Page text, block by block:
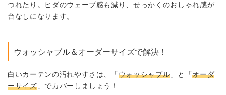
つれたり。ヒダのウェーブ感も減り、せっかくのおしゃれ感が
台なしになります。
ウォッシャブル＆オーダーサイズで解決！
白いカーテンの汚れやすさは、「ウォッシャブル 」と「オーダ
ーサイズ」でカバーしましょう！